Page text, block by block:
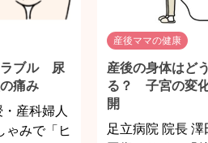
ラブル 尿
痛み
産科婦人
ゃみで「ヒ
産後ママの健康
産後の身体はど
る？ 子宮の変
開
足立病院 院長 澤